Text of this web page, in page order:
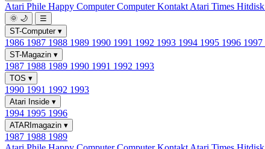
Atari Phile Happy ComputerComputer Kontakt Atari Times Hitdisk
🌞 🌙
☰
ST-Computer ▾
1986 1987 1988 1989 1990 1991 1992 1993 1994 1995 1996 1997
ST-Magazin ▾
1987 1988 1989 1990 1991 1992 1993
TOS ▾
1990 1991 1992 1993
Atari Inside ▾
1994 1995 1996
ATARImagazin ▾
1987 1988 1989